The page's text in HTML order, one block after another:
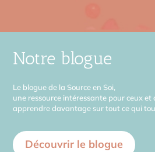
Notre blogue
Le blogue de la Source en Soi,
une ressource intéressante pour ceux et
apprendre davantage sur tout ce qui
Découvrir le blogue